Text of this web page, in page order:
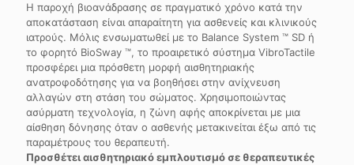
Η παροχή βιοανάδρασης σε πραγματικό χρόνο κατά την
αποκατάσταση είναι απαραίτητη για ασθενείς και κλινικούς
ιατρούς. Μόλις ενσωματωθεί με το Balance System ™ SD ή
το φορητό BioSway ™, το προαιρετικό σύστημα VibroTactile
προσφέρει μια πρόσθετη μορφή αισθητηριακής
ανατροφοδότησης για να βοηθήσει στην ανίχνευση
αλλαγών στη στάση του σώματος. Χρησιμοποιώντας
ασύρματη τεχνολογία, η ζώνη αφής αποκρίνεται με μια
αίσθηση δόνησης όταν ο ασθενής μετακινείται έξω από τις
παραμέτρους του θεραπευτή.
Προσθέτει αισθητηριακό εμπλουτισμό σε θεραπευτικές